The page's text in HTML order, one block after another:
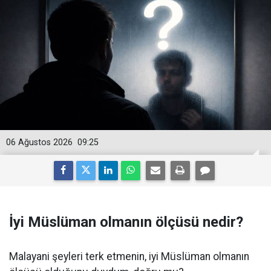
09:25
06 Ağustos 2026
İyi Müslüman olmanın ölçüsü nedir?
Malayani şeyleri terk etmenin, iyi Müslüman olmanın